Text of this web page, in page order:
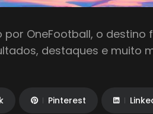
OneFootball, o destino
destaques e muito
Pinterest